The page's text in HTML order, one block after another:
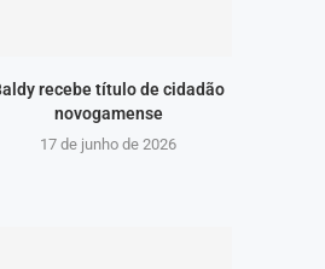
recebe título de cidadão
novogamense
17 de junho de 2026